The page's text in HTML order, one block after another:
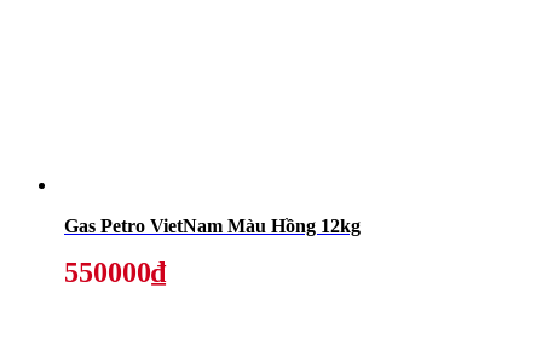
Gas Petro VietNam Màu Hồng 12kg
550000₫